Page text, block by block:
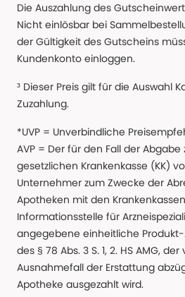
Die Auszahlung des
Nicht einlösbar bei
der Gültigkeit des Gutscheins
Kundenkonto einloggen.
³ Dieser Preis gilt für die Auswahl
Zuzahlung.
*UVP = Unverbindliche
AVP = Der für den Fall der Abgabe
gesetzlichen Krankenkasse (KK)
Unternehmer zum Zwecke der
Apotheken mit den
Informationsstelle für
angegebene einheitliche
des § 78 Abs. 3 S. 1, 2. HS AMG,
Ausnahmefall der Erstattung
Apotheke ausgezahlt wird.